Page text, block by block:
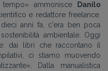
ammonisce
Danilo
e redattore freelance.
anni fa, c'era ben poca
ambientale. Oggi
dai libri che raccontano il
ci stiamo muovendo
Dalla manualistica